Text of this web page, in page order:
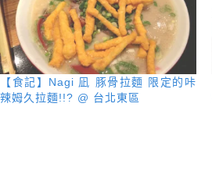
【食記】Nagi 凪 豚骨拉麵 限定的咔
辣姆久拉麵!!? @ 台北東區